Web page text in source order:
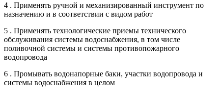
4 . Применять ручной и механизированный инструмент по
назначению и в соответствии с видом работ
5 . Применять технологические приемы технического
обслуживания системы водоснабжения, в том числе
поливочной системы и системы противопожарного
водопровода
6 . Промывать водонапорные баки, участки водопровода и
системы водоснабжения в целом